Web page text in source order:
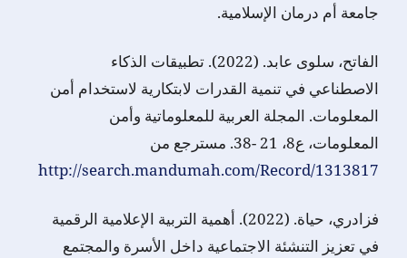
جامعة أم درمان الإسلامية.
الفاتح، سلوى عابد. (2022). تطبيقات الذكاء
الاصطناعي في تنمية القدرات لابتكارية لاستخدام أمن
المعلومات. المجلة العربية للمعلوماتية وأمن
المعلومات، ع8، 21 -38. مسترجع من
http://search.mandumah.com/Record/1313817
فزادري، حياة. (2022). أهمية التربية الإعلامية الرقمية
في تعزيز التنشئة الاجتماعية داخل الأسرة والمجتمع